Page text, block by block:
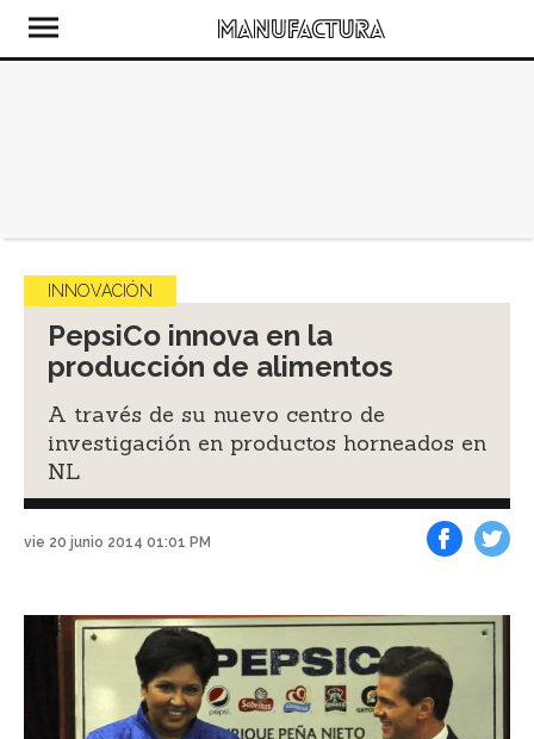
INNOVACIÓN
PepsiCo innova en la
producción de alimentos
A través de su nuevo centro de
investigación en productos horneados en
NL
vie 20 junio 2014 01:01 PM